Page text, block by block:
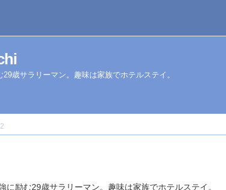
歳サラリーマン。趣味は家族でホテルステイ。
に励む29歳サラリーマン。趣味は家族でホテルステイ。